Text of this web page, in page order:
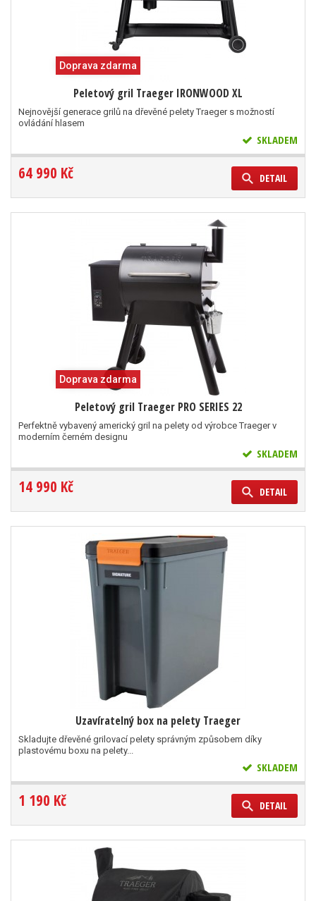
Doprava zdarma
Peletový gril Traeger IRONWOOD XL
Nejnovější generace grilů na dřevěné pelety Traeger s možností
ovládání hlasem
SKLADEM
64 990 Kč DETAIL
Doprava zdarma
Peletový gril Traeger PRO SERIES 22
Perfektně vybavený americký gril na pelety od výrobce Traeger v
moderním černém designu
SKLADEM
14 990 Kč DETAIL
Uzavíratelný box na pelety Traeger
Skladujte dřevěné grilovací pelety správným způsobem díky
plastovému boxu na pelety...
SKLADEM
1 190 Kč DETAIL